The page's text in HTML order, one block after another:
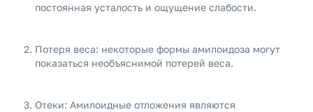
постоянная усталость и ощущение слабости.
Потеря веса: некоторые формы амилоидоза могут
показаться необъяснимой потерей веса.
Отеки: Амилоидные отложения являются